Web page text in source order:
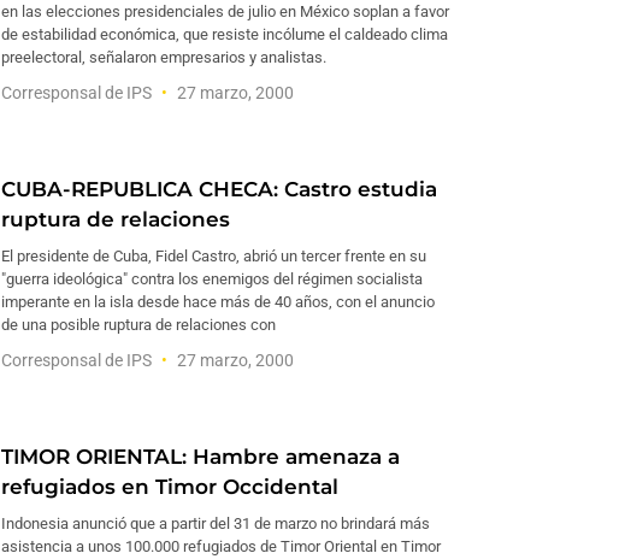
en las elecciones presidenciales de julio en México soplan a favor
de estabilidad económica, que resiste incólume el caldeado clima
preelectoral, señalaron empresarios y analistas.
Corresponsal de IPS 27 marzo, 2000
CUBA-REPUBLICA CHECA: Castro estudia
ruptura de relaciones
El presidente de Cuba, Fidel Castro, abrió un tercer frente en su
"guerra ideológica" contra los enemigos del régimen socialista
imperante en la isla desde hace más de 40 años, con el anuncio
de una posible ruptura de relaciones con
Corresponsal de IPS 27 marzo, 2000
TIMOR ORIENTAL: Hambre amenaza a
refugiados en Timor Occidental
Indonesia anunció que a partir del 31 de marzo no brindará más
asistencia a unos 100.000 refugiados de Timor Oriental en Timor